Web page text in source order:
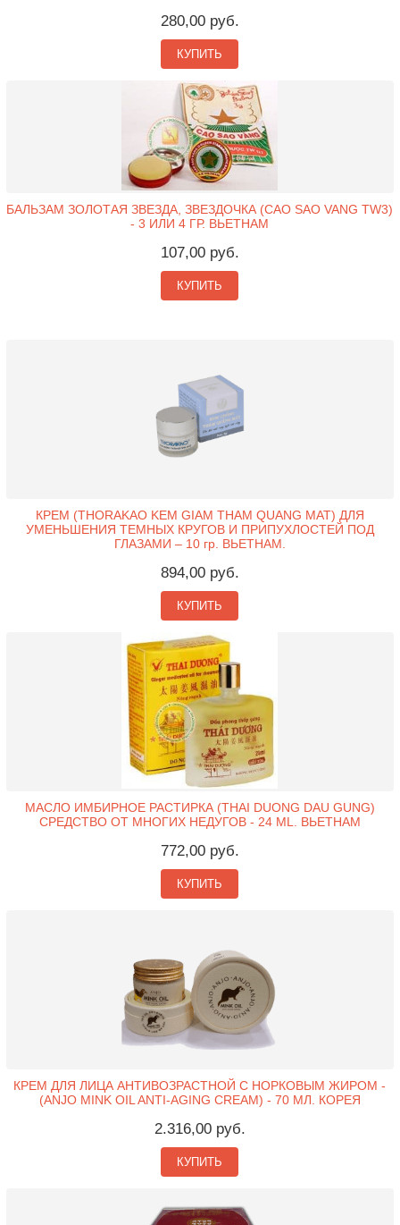
280,00 руб.
КУПИТЬ
БАЛЬЗАМ ЗОЛОТАЯ ЗВЕЗДА, ЗВЕЗДОЧКА (CAO SAO VANG TW3)
- 3 ИЛИ 4 ГР. ВЬЕТНАМ
107,00 руб.
КУПИТЬ
КРЕМ (THORAKAO KEM GIAM THAM QUANG MAT) ДЛЯ
УМЕНЬШЕНИЯ ТЕМНЫХ КРУГОВ И ПРИПУХЛОСТЕЙ ПОД
ГЛАЗАМИ – 10 гр. ВЬЕТНАМ.
894,00 руб.
КУПИТЬ
МАСЛО ИМБИРНОЕ РАСТИРКА (THAI DUONG DAU GUNG)
СРЕДСТВО ОТ МНОГИХ НЕДУГОВ - 24 ML. ВЬЕТНАМ
772,00 руб.
КУПИТЬ
КРЕМ ДЛЯ ЛИЦА АНТИВОЗРАСТНОЙ C НОРКОВЫМ ЖИРОМ -
(ANJO MINK OIL ANTI-AGING CREAM) - 70 МЛ. КОРЕЯ
2.316,00 руб.
КУПИТЬ